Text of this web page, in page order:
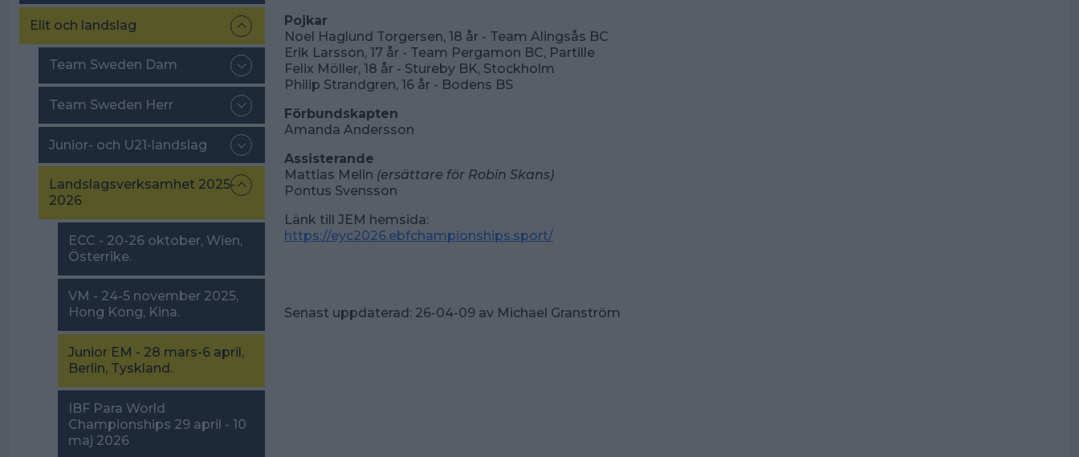
Elit och landslag
Team Sweden Dam
Team Sweden Herr
Junior- och U21-landslag
Landslagsverksamhet 2025-
2026
ECC - 20-26 oktober, Wien,
Österrike.
VM - 24-5 november 2025,
Hong Kong, Kina.
Junior EM - 28 mars-6 april,
Berlin, Tyskland.
IBF Para World
Championships 29 april - 10
maj 2026
Pojkar
Noel Haglund Torgersen, 18 år - Team Alingsås BC
Erik Larsson, 17 år - Team Pergamon BC, Partille
Felix Möller, 18 år - Stureby BK, Stockholm
Philip Strandgren, 16 år - Bodens BS
Förbundskapten
Amanda Andersson
Assisterande
Mattias Melin (ersättare för Robin Skans)
Pontus Svensson
Länk till JEM hemsida:
https://eyc2026.ebfchampionships.sport/
Senast uppdaterad: 26-04-09 av Michael Granström